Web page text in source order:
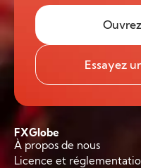
Essayez
FXGlobe
À propos de nous
Licence et